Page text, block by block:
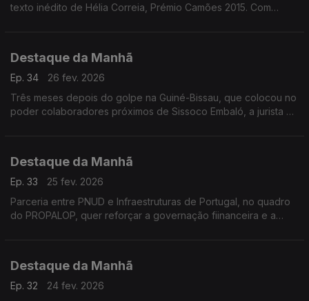
texto inédito de Hélia Correia, Prémio Camões 2015. Com
Destaque da Manhã
Ep. 34
26 fev. 2026
Três meses depois do golpe na Guiné-Bissau, que colocou no
poder colaboradores próximos de Sissoco Embaló, a jurista e
Destaque da Manhã
Ep. 33
25 fev. 2026
Parceria entre PNUD e Infraestruturas de Portugal, no quadro
do PROPALOP, quer reforçar a governação fiinanceira e a
Destaque da Manhã
Ep. 32
24 fev. 2026